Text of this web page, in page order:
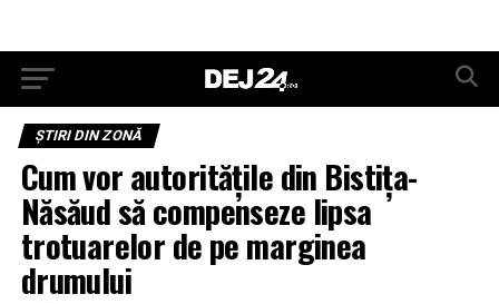
ŞTIRI DIN ZONĂ
Cum vor autorităţile din Bistiţa-
Năsăud să compenseze lipsa
trotuarelor de pe marginea
drumului